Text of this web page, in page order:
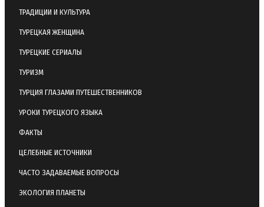
ТРАДИЦИИ И КУЛЬТУРА
ТУРЕЦКАЯ ЖЕНЩИНА
ТУРЕЦКИЕ СЕРИАЛЫ
ТУРИЗМ
ТУРЦИЯ ГЛАЗАМИ ПУТЕШЕСТВЕННИКОВ
УРОКИ ТУРЕЦКОГО ЯЗЫКА
ФАКТЫ
ЦЕЛЕБНЫЕ ИСТОЧНИКИ
ЧАСТО ЗАДАВАЕМЫЕ ВОПРОСЫ
ЭКОЛОГИЯ ПЛАНЕТЫ